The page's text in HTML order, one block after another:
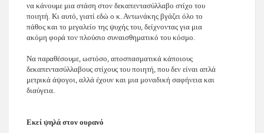
να κάνουμε μια στάση στον δεκαπεντασύλλαβο στίχο του
ποιητή. Κι αυτό, γιατί εδώ ο κ. Αντωνάκης βγάζει όλο το
πάθος και το μεγαλείο της ψυχής του, δείχνοντας για μια
ακόμη φορά τον πλούσιο συναισθηματικό του κόσμο.
Να παραθέσουμε, ωστόσο, αποσπασματικά κάποιους
δεκαπεντασύλλαβους στίχους του ποιητή, που δεν είναι απλά
μετρικά άψογοι, αλλά έχουν και μια μοναδική σαφήνεια και
διαύγεια.
Εκεί ψηλά στον ουρανό